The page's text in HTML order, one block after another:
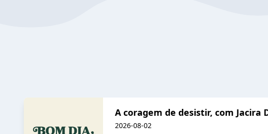
A coragem de desistir, com Jacira
2026-08-02